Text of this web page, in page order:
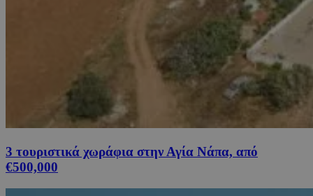
3 τουριστικά χωράφια στην Αγία Νάπα, από
€500,000